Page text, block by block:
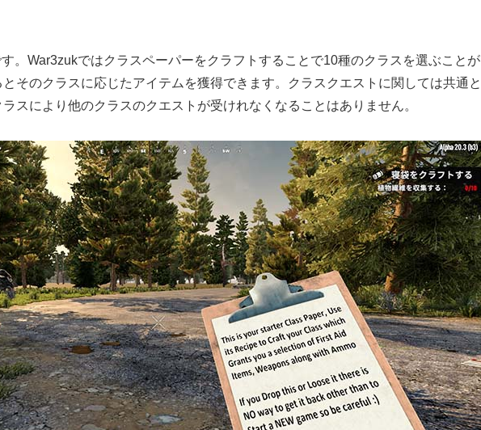
。War3zukではクラスペーパーをクラフトすることで10種のクラスを選ぶことが
そのクラスに応じたアイテムを獲得できます。クラスクエストに関しては共通と
スにより他のクラスのクエストが受けれなくなることはありません。